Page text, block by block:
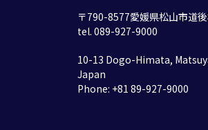
〒790-8577愛媛県松山市道
tel. 089-927-9000
10-13 Dogo-Himata,
Japan
Phone: +81 89-927-9000